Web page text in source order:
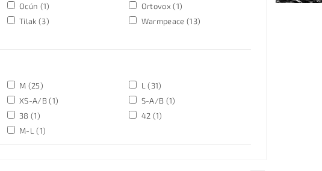
Ocún (1) Ortovox(1)
Tilak(3) Warmpeace (13)
M (25) L(31)
XS-A/B(1) S-A/B (1)
38(1) 42 (1)
M-L(1)